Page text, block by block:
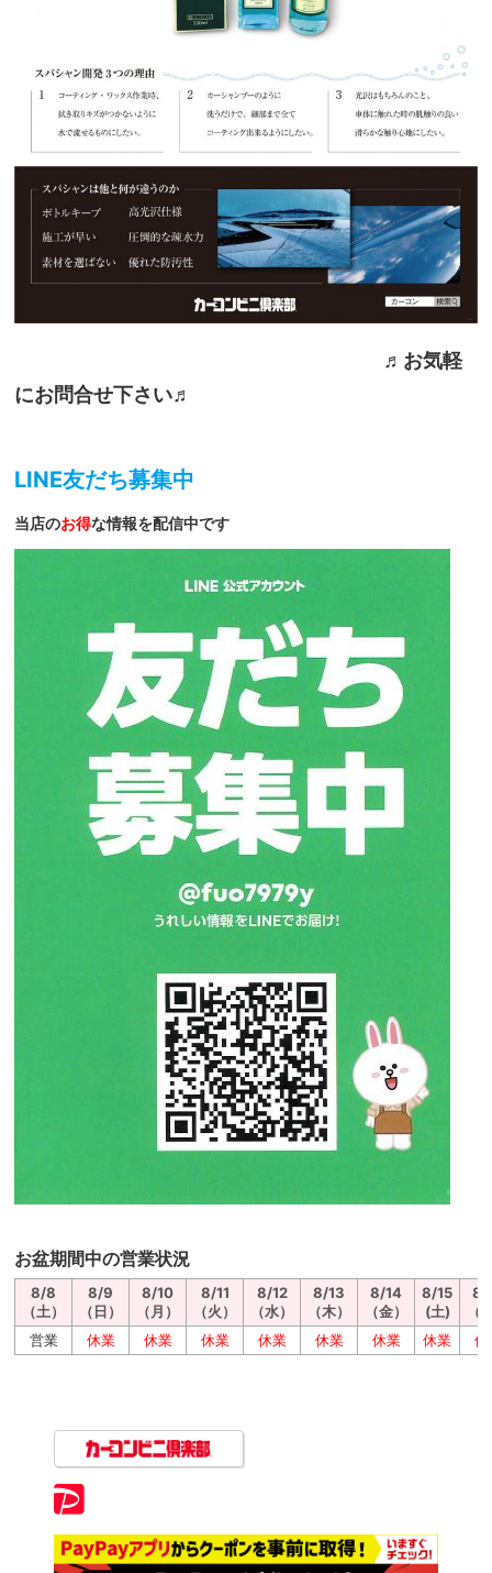
♬ お気軽
にお問合せ下さい♬
LINE友だち募集中
当店のお得な情報を配信中です
お盆期間中の営業状況
8/8
（土）
8/9
（日）
8/10
（月）
8/11
（火）
8/12
（水）
8/13
（木）
8/14
（金）
8/15
(土)
8/
（
営業
休業 休業 休業 休業 休業 休業 休業 休